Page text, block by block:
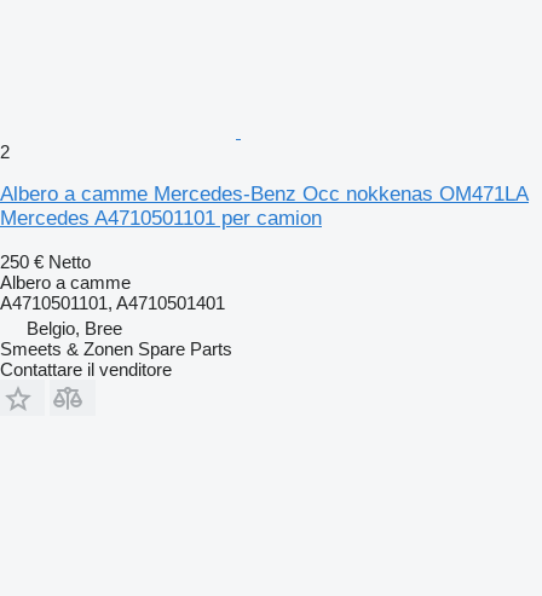
2
Albero a camme Mercedes-Benz Occ nokkenas OM471LA
Mercedes A4710501101 per camion
250 € Netto
Albero a camme
A4710501101, A4710501401
Belgio, Bree
Smeets & Zonen Spare Parts
Contattare il venditore